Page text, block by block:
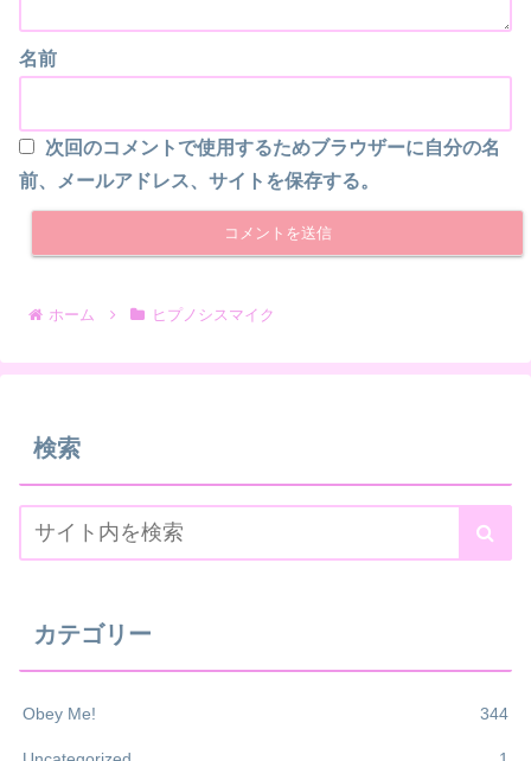
名前
次回のコメントで使用するためブラウザーに自分の名
前、メールアドレス、サイトを保存する。
ホーム ヒプノシスマイク
検索
カテゴリー
Obey Me! 344